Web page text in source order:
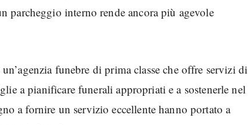
parcheggio interno rende ancora più agevole
funebre di prima classe che offre servizi di
a pianificare funerali appropriati e a sostenerle nel
a fornire un servizio eccellente hanno portato a